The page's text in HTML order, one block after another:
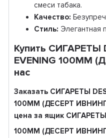
смеси табака.
Качество:
Стиль: Элегантная
Купить СИГАРЕТЫ
EVENING 100ММ
нас
Заказать СИГАРЕТЫ
100ММ (ДЕСЕРТ
цена за ящик СИГАРЕТЫ
100ММ (ДЕСЕРТ